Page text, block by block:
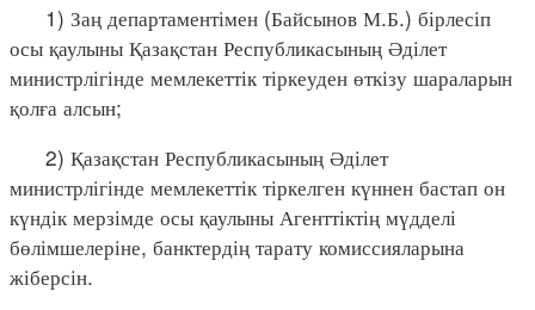
1) Заң департаментімен (Байсынов М.Б.) бірлесіп
осы қаулыны Қазақстан Республикасының Әділет
министрлігінде мемлекеттік тіркеуден өткізу шараларын
қолға алсын;
2) Қазақстан Республикасының Әділет
министрлігінде мемлекеттік тіркелген күннен бастап он
күндік мерзімде осы қаулыны Агенттіктің мүдделі
бөлімшелеріне, банктердің тарату комиссияларына
жіберсін.